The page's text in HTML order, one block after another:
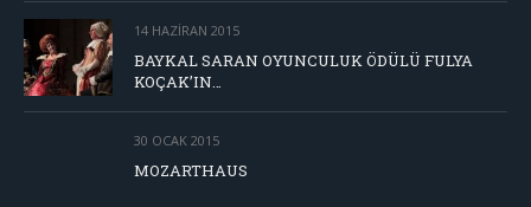
14 HAZIRAN 2015
BAYKAL SARAN OYUNCULUK ÖDÜLÜ FULYA
KOÇAK’IN…
30 OCAK 2015
MOZARTHAUS